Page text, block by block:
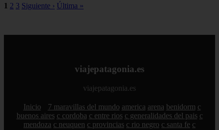
1 2 3 Siguiente › Última »
viajepatagonia.es
viajepatagonia.es
Inicio 7 maravillas del mundo america arena benidorm c
buenos aires c cordoba c entre rios c generalidades del pais c
mendoza c neuquen c provincias c rio negro c santa fe c